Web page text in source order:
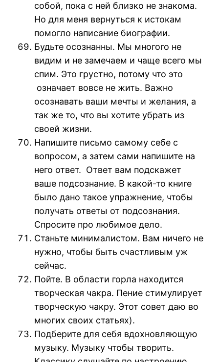
собой, пока с ней близко не знакома.
Но для меня вернуться к истокам
помогло написание биографии.
Будьте осознанны. Мы многого не
видим и не замечаем и чаще всего мы
спим. Это грустно, потому что это
означает вовсе не жить. Важно
осознавать ваши мечты и желания, а
так же то, что вы хотите убрать из
своей жизни.
Напишите письмо самому себе с
вопросом, а затем сами напишите на
него ответ. Ответ вам подскажет
ваше подсознание. В какой-то книге
было дано такое упражнение, чтобы
получать ответы от подсознания.
Спросите про любимое дело.
Станьте минималистом. Вам ничего не
нужно, чтобы быть счастливым уж
сейчас.
Пойте. В области горла находится
творческая чакра. Пение стимулирует
творческую чакру. Этот совет даю во
многих своих статьях).
Подберите для себя вдохновляющую
музыку. Музыку чтобы творить.